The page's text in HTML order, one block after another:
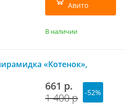
Авито
В наличии
«Котенок»,
661 р.
1 400 р
-52%